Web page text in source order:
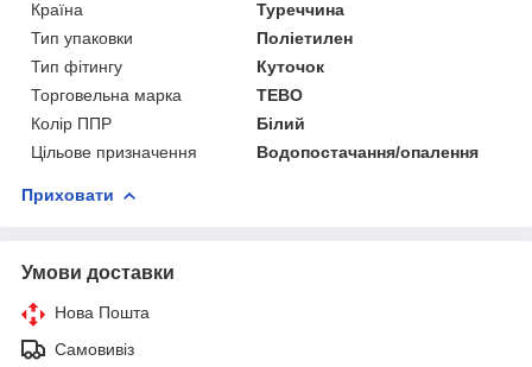
Країна
Туреччина
Тип упаковки
Поліетилен
Тип фітингу
Куточок
Торговельна марка
TEBO
Колір ППР
Білий
Цільове призначення
Водопостачання/опалення
Приховати
Умови доставки
Нова Пошта
Самовивіз